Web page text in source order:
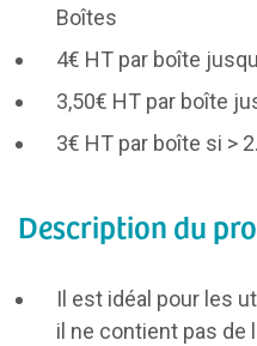
Boîtes
4€ HT par boîte
3,50€ HT par boîte
3€ HT par boîte si >
Description du
Il est idéal pour les
il ne contient pas de